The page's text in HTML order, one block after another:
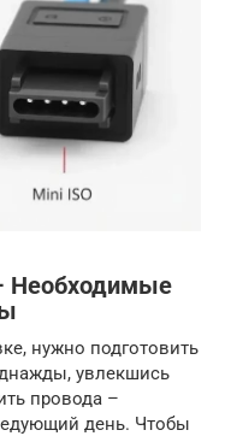
Необходимые
нужно подготовить
увлекшись
провода –
день. Чтобы